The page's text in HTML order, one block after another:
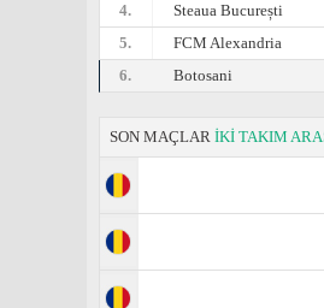
4.
Steaua București
5.
FCM Alexandria
6.
Botosani
SON MAÇLAR İKİ TAKIM